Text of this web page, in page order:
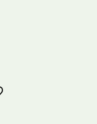
Lägg till i favoriter